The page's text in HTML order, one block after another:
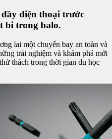
điện thoại trước
bi trong balo.
lai một chuyến bay an toàn và
trải nghiệm và khám phá mới
thách trong thời gian du học